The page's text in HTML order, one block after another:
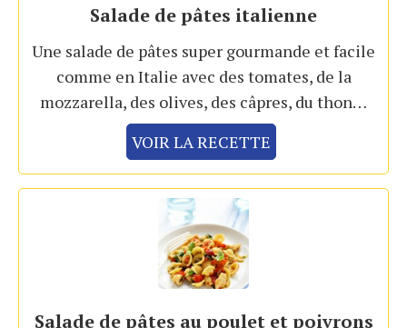
Salade de pâtes italienne
Une salade de pâtes super gourmande et facile
comme en Italie avec des tomates, de la
mozzarella, des olives, des câpres, du thon…
VOIR LA RECETTE
Salade de pâtes au poulet et poivrons